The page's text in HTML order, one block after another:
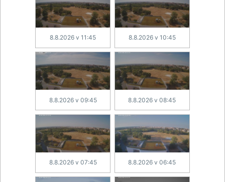
8.8.2026 v 11:45 8.8.2026 v 10:45
8.8.2026 v 09:45 8.8.2026 v 08:45
8.8.2026 v 07:45 8.8.2026 v 06:45